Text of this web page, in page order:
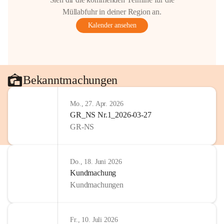
Müllabfuhr in deiner Region an.
Kalender ansehen
Bekanntmachungen
Mo., 27. Apr. 2026
GR_NS Nr.1_2026-03-27
GR-NS
Do., 18. Juni 2026
Kundmachung
Kundmachungen
Fr., 10. Juli 2026